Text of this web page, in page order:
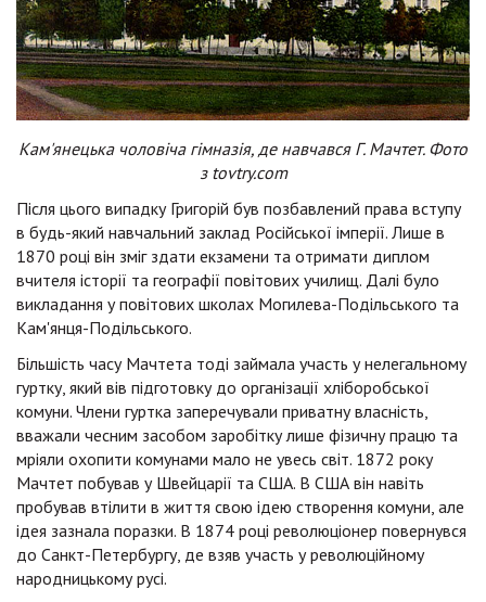
Кам'янецька чоловіча гімназія, де навчався Г. Мачтет. Фото
з tovtry.com
Після цього випадку Григорій був позбавлений права вступу
в будь-який навчальний заклад Російської імперії. Лише в
1870 році він зміг здати екзамени та отримати диплом
вчителя історії та географії повітових училищ. Далі було
викладання у повітових школах Могилева-Подільського та
Кам'янця-Подільського.
Більшість часу Мачтета тоді займала участь у нелегальному
гуртку, який вів підготовку до організації хліборобської
комуни. Члени гуртка заперечували приватну власність,
вважали чесним засобом заробітку лише фізичну працю та
мріяли охопити комунами мало не увесь світ. 1872 року
Мачтет побував у Швейцарії та США. В США він навіть
пробував втілити в життя свою ідею створення комуни, але
ідея зазнала поразки. В 1874 році революціонер повернувся
до Санкт-Петербургу, де взяв участь у революційному
народницькому русі.